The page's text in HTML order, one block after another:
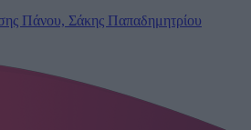
Πάνου, Σάκης Παπαδημητρίου